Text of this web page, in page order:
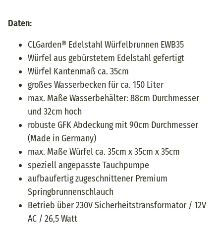
Daten:
CLGarden® Edelstahl Würfelbrunnen EWB35
Würfel aus gebürstetem Edelstahl gefertigt
Würfel Kantenmaß ca. 35cm
großes Wasserbecken für ca. 150 Liter
max. Maße Wasserbehälter: 88cm Durchmesser
und 32cm hoch
robuste GFK Abdeckung mit 90cm Durchmesser
(Made in Germany)
max. Maße Würfel ca. 35cm x 35cm x 35cm
speziell angepasste Tauchpumpe
aufbaufertig zugeschnittener Premium
Springbrunnenschlauch
Betrieb über 230V Sicherheitstransformator / 12V
AC / 26,5 Watt